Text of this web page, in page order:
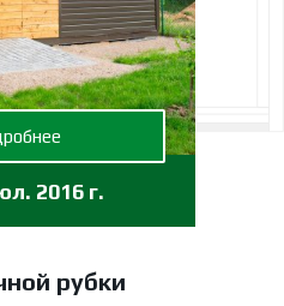
2016 г.
рубки